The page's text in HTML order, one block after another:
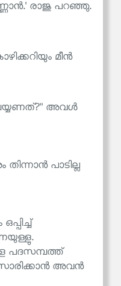
രാജു പറഞ്ഞു.
മീൻ
അവൾ
പാടില്ല
പദസമ്പത്ത്
അവൻ